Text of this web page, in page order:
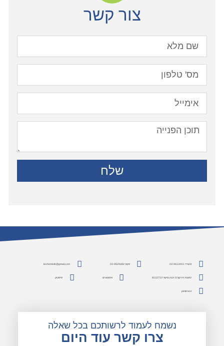
צור קשר
שלח
משרד: 03-9613415 פקס: 03-9529484 lesheminfo@gmail.com
כתובת: הירקון 10 יבנה, מיקוד 8122713 אינסטגרם פייסבוק
pinterest
נשמח לעמוד לרשותכם בכל שאלה
צרו קשר עוד היום